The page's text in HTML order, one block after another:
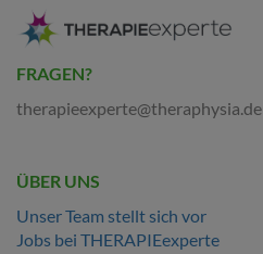
FRAGEN?
therapieexperte@theraphysia.de
ÜBER UNS
Unser Team stellt sich vor
Jobs bei THERAPIEexperte